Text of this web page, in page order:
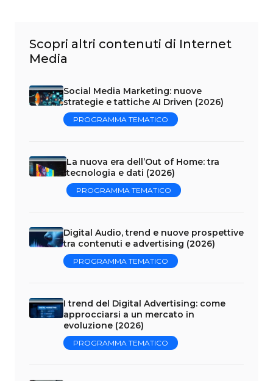
Scopri altri contenuti di Internet
Media
Social Media Marketing: nuove
strategie e tattiche AI Driven (2026)
PROGRAMMA TEMATICO
La nuova era dell’Out of Home: tra
tecnologia e dati (2026)
PROGRAMMA TEMATICO
Digital Audio, trend e nuove prospettive
tra contenuti e advertising (2026)
PROGRAMMA TEMATICO
I trend del Digital Advertising: come
approcciarsi a un mercato in
evoluzione (2026)
PROGRAMMA TEMATICO